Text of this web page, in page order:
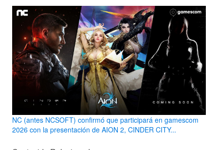
NC (antes NCSOFT) confirmó que participará en gamescom
2026 con la presentación de AION 2, CINDER CITY...